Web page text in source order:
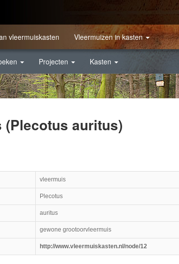
vleermuiskasten Vleermuizen in kasten
Projecten Kasten
auritus)
vleermuis
Plecotus
auritus
gewone grootoorvleermuis
http://www.vleermuiskasten.nl/node/12